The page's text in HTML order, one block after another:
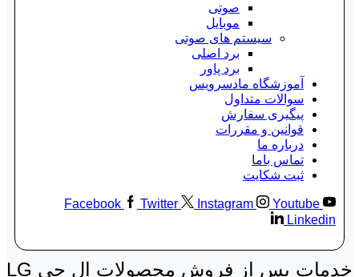
صوتی
موبایل
سیستم های صوتی
برد اصلی
برد پاور
آموزشگاه مادسرویس
سوالات متداول
پیگیری سفارش
قوانین و مقررات
درباره ما
تماس باما
ثبت شکایت
Facebook Twitter Instagram
Youtube
Linkedin
خدمات پس از فروش محصولات ال جی LG